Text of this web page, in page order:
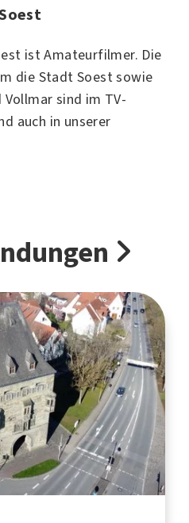
ist Amateurfilmer. Die
die Stadt Soest sowie
sind im TV-
auch in unserer